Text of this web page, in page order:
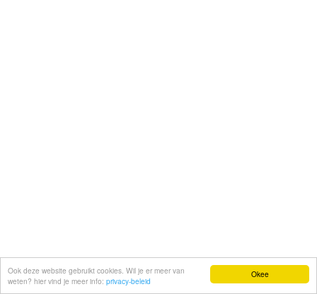
Okee
Ook deze website gebruikt cookies. Wil je er meer van
weten? hier vind je meer info: privacy-beleid